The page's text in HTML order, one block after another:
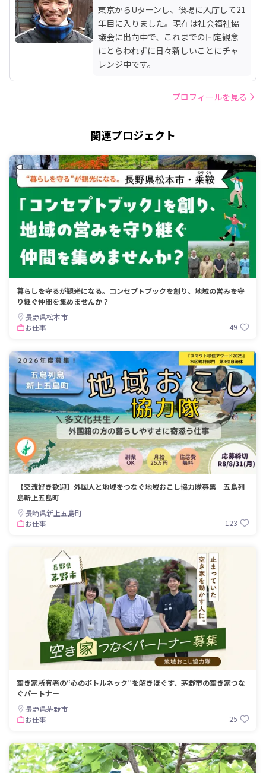
東京からUターンし、役場に入庁して21
年目に入りました。現在は社会福祉協
議会に出向中で、これまでの固定観念
にとらわれずに日々新しいことにチャ
レンジ中です。
プロフィールを見る
関連プロジェクト
暮らしを守るが観光になる。コンセプトブックを創り、地域の営みを守
り継ぐ仲間を集めませんか？
長野県松本市
お仕事
49
【交流好き歓迎】外国人と地域をつなぐ地域おこし協力隊募集｜五島列
島新上五島町
長崎県新上五島町
お仕事
123
空き家所有者の“心のボトルネック”を解きほぐす、茅野市の空き家つな
ぐパートナー
長野県茅野市
お仕事
25